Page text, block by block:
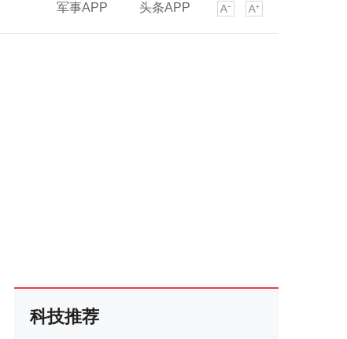
军事APP 头条APP
科技推荐